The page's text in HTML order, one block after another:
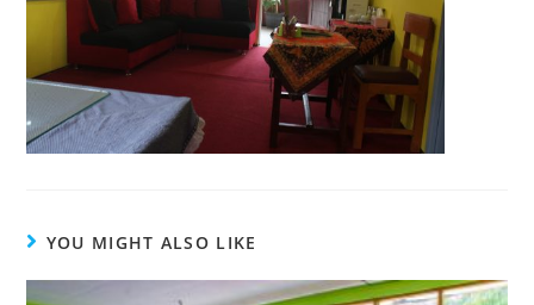
YOU MIGHT ALSO LIKE